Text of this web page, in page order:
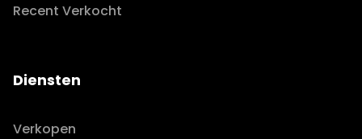
Recent Verkocht
Diensten
Verkopen